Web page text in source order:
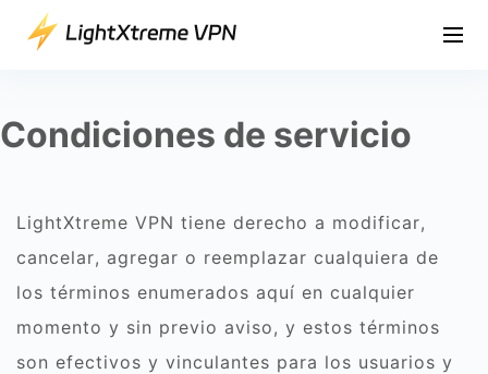
Condiciones de servicio
LightXtreme VPN tiene derecho a modificar,
cancelar, agregar o reemplazar cualquiera de
los términos enumerados aquí en cualquier
momento y sin previo aviso, y estos términos
son efectivos y vinculantes para los usuarios y